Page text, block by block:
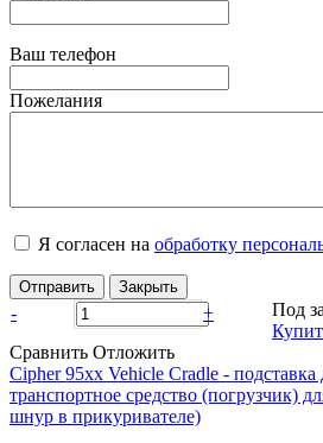
Ваш телефон
Пожелания
Я согласен на обработку
Отправить Закрыть
- +
Под
Сравнить Отложить
Cipher 95xx Vehicle Cradle - подставка
транспортное средство (погрузчик)
шнур в прикуривателе)